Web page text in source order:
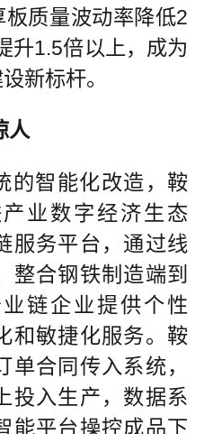
质量波动率降低2
升1.5倍以上，成为
新标杆。
人
的智能化改造，鞍
业数字经济生态
服务平台，通过线
整合钢铁制造端到
链企业提供个性
和敏捷化服务。鞍
合同传入系统，
投入生产，数据系
能平台操控成品下